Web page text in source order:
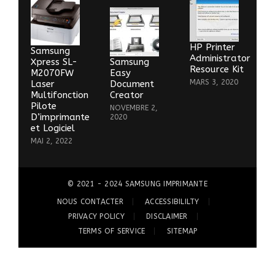
Samsung
Xpress SL-
M2070FW
Laser
Multifonction
Pilote
D’imprimante
et Logiciel
MAI 2, 2022
Samsung
Easy
Document
Creator
NOVEMBRE 2,
2020
HP Printer
Administrator
Resource Kit
MARS 3, 2020
© 2021 - 2024 SAMSUNG IMPRIMANTE
NOUS CONTACTER
ACCESSIBILILTY
PRIVACY POLICY
DISCLAIMER
TERMS OF SERVICE
SITEMAP